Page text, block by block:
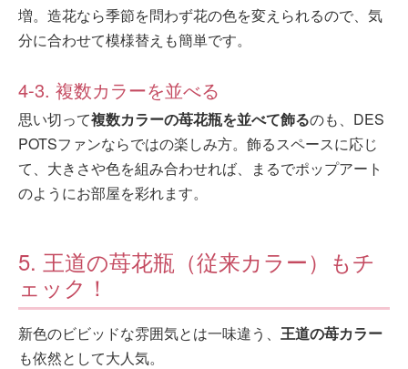
増。造花なら季節を問わず花の色を変えられるので、気
分に合わせて模様替えも簡単です。
4-3. 複数カラーを並べる
思い切って複数カラーの苺花瓶を並べて飾るのも、DES
POTSファンならではの楽しみ方。飾るスペースに応じ
て、大きさや色を組み合わせれば、まるでポップアート
のようにお部屋を彩れます。
5. 王道の苺花瓶（従来カラー）もチ
ェック！
新色のビビッドな雰囲気とは一味違う、 王道の苺カラー
も依然として大人気。